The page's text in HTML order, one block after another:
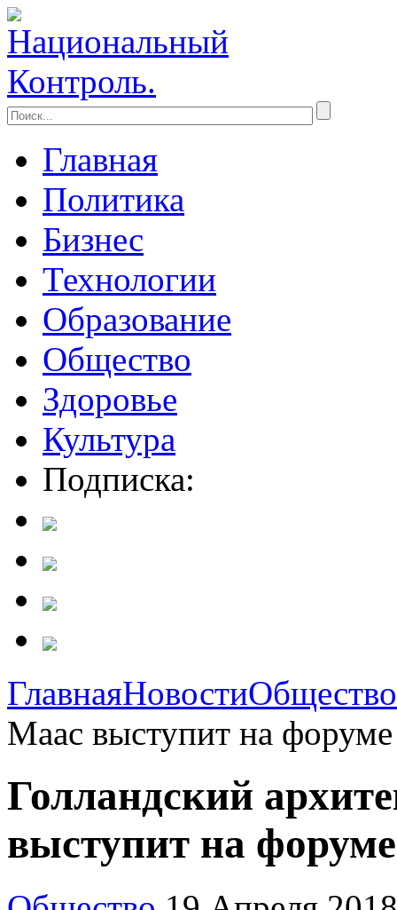
Главная
Политика
Бизнес
Технологии
Образование
Общество
Здоровье
Культура
Подписка:
ГлавнаяНовостиОбщество
Маас выступит на
Голландский
выступит на